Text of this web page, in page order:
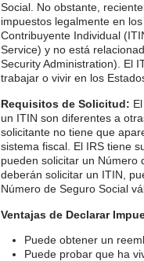
Social. No obstante,
impuestos legalmente en
Contribuyente Individual
Service) y no está
Security Administration). El
trabajar o vivir en los
Requisitos de Solicitud:
un ITIN son diferentes a
solicitante no tiene que
sistema fiscal. El IRS tiene
pueden solicitar un Número
deberán solicitar un ITIN,
Número de Seguro Social
Ventajas de Declarar
Puede obtener un
Puede probar que ha